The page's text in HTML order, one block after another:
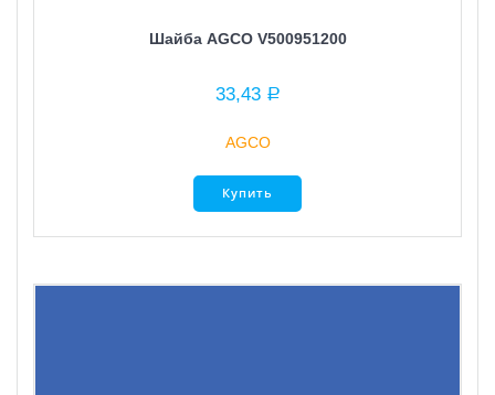
Шайба AGCO V500951200
33,43 Р
AGCO
Купить